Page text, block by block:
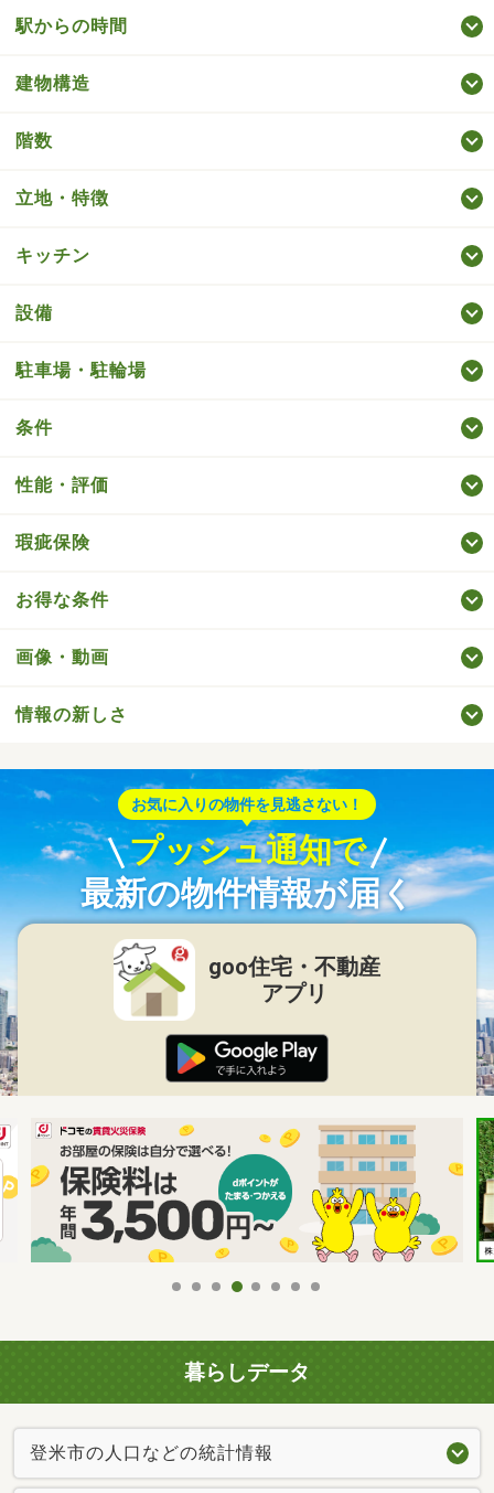
駅からの時間
建物構造
階数
立地・特徴
キッチン
設備
駐車場・駐輪場
条件
性能・評価
瑕疵保険
お得な条件
画像・動画
情報の新しさ
お気に入りの物件を見逃さない！
プッシュ通知で
最新の物件情報が届く
goo住宅・不動産
アプリ
暮らしデータ
登米市の人口などの統計情報